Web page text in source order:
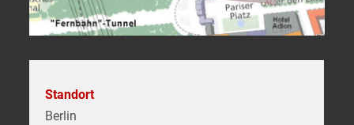
Standort
Berlin